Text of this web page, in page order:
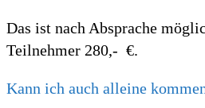
Das ist nach Absprache
Teilnehmer 280,- €.
Kann ich auch alleine